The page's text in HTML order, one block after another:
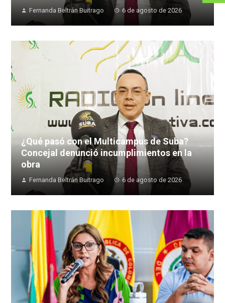
Fernanda Beltrán Buitrago 6 de agosto de 2026
¿Qué pasó con el Multicampus de Suba?
Concejal denunció incumplimientos en la
obra
Fernanda Beltrán Buitrago 6 de agosto de 2026